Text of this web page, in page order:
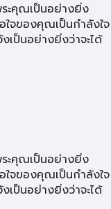
ะคุณเป็นอย่างยิ่ง
จของคุณเป็นกำลังใจ
ป็นอย่างยิ่งว่าจะได้
ะคุณเป็นอย่างยิ่ง
จของคุณเป็นกำลังใจ
ป็นอย่างยิ่งว่าจะได้